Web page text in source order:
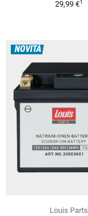
29,99 €1
NOVITÀ
Louis Parts